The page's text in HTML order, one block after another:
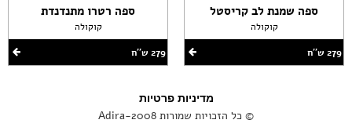
ספה שמנת לב קריסטל
קוקולה
279 ש''ח
ספה רטרו מתנדנדת
קוקולה
279 ש''ח
מדיניות פרטיות
© כל הזכויות שמורות Adira-2008